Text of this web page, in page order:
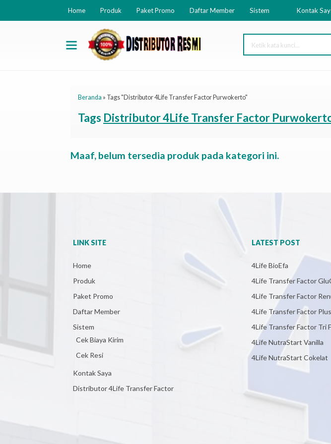
Home Produk Paket Promo Daftar Member Sistem Kontak
Beranda » Tags "Distributor 4Life Transfer Factor Purwokerto"
Tags Distributor 4Life Transfer Factor
Maaf, belum tersedia produk pada kategori ini.
LINK SITE
Home
Produk
Paket Promo
Daftar Member
Sistem
Cek Biaya Kirim
Cek Resi
Kontak Saya
Distributor 4Life Transfer Factor
LATEST POST
4Life BioEfa
4Life Transfer Factor
4Life Transfer Factor
4Life Transfer Factor Plus
4Life Transfer Factor Tri
4Life NutraStart Vanilla
4Life NutraStart Cokelat